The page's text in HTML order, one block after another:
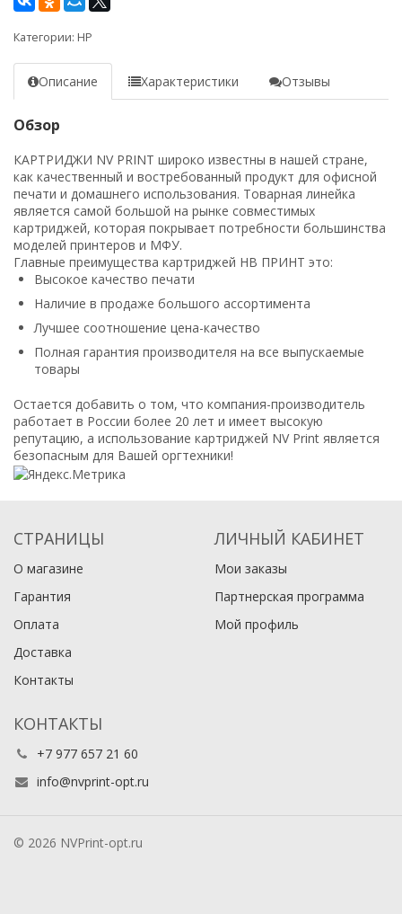
Категории: HP
Описание Характеристики Отзывы
Обзор
КАРТРИДЖИ NV PRINT широко известны в нашей стране,
как качественный и востребованный продукт для офисной
печати и домашнего использования. Товарная линейка
является самой большой на рынке совместимых
картриджей, которая покрывает потребности большинства
моделей принтеров и МФУ.
Главные преимущества картриджей НВ ПРИНТ это:
Высокое качество печати
Наличие в продаже большого ассортимента
Лучшее соотношение цена-качество
Полная гарантия производителя на все выпускаемые
товары
Остается добавить о том, что компания-производитель
работает в России более 20 лет и имеет высокую
репутацию, а использование картриджей NV Print является
безопасным для Вашей оргтехники!
СТРАНИЦЫ
О магазине
Гарантия
Оплата
Доставка
Контакты
ЛИЧНЫЙ КАБИНЕТ
Мои заказы
Партнерская программа
Мой профиль
КОНТАКТЫ
+7 977 657 21 60
info@nvprint-opt.ru
© 2026 NVPrint-opt.ru